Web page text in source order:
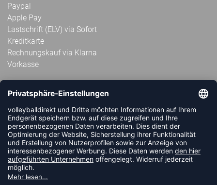
Paypal
Apple Pay
Lastschrift (ELV) via Sofort
Kreditkarte
Rechnungskauf via Klarna
Vorkasse
ABONNIERE JETZT DEN KOSTENLOSEN
VOLLEYBALLDIREKT-NEWSLETTER UND VERPASSE KEINE
NEUIGKEIT ODER AKTION MEHR.
JETZT ANMELDEN